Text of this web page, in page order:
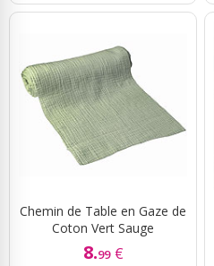
Chemin de Table en Gaze de
Coton Vert Sauge
8.99 €